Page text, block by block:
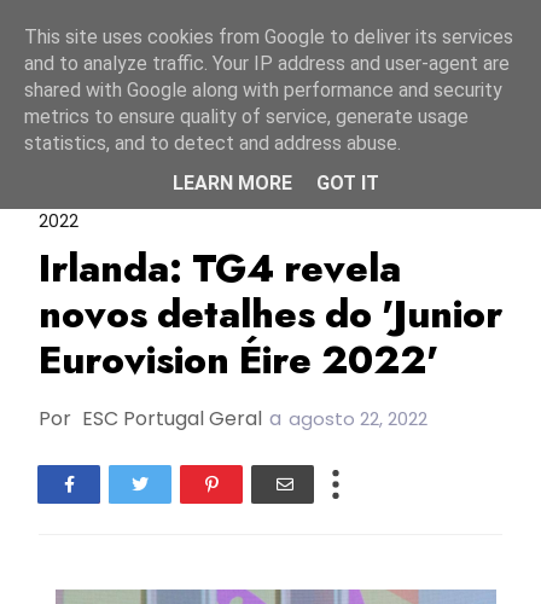
JESC2022
Junior Eurovision Éire
2022
Irlanda: TG4 revela
novos detalhes do 'Junior
Eurovision Éire 2022'
Por ESC Portugal Geral a agosto 22, 2022
This site uses cookies from Google to deliver its services
and to analyze traffic. Your IP address and user-agent are
shared with Google along with performance and security
metrics to ensure quality of service, generate usage
statistics, and to detect and address abuse.
LEARN MORE
GOT IT